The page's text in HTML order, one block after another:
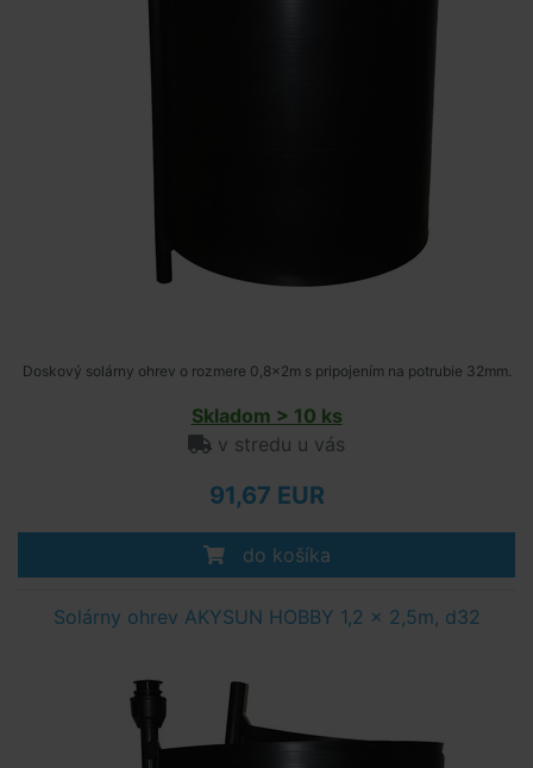
Doskový solárny ohrev o rozmere 0,8x2m s pripojením na potrubie 32mm.
Skladom > 10 ks
v stredu u vás
91,67 EUR
do košíka
Solárny ohrev AKYSUN HOBBY 1,2 x 2,5m, d32